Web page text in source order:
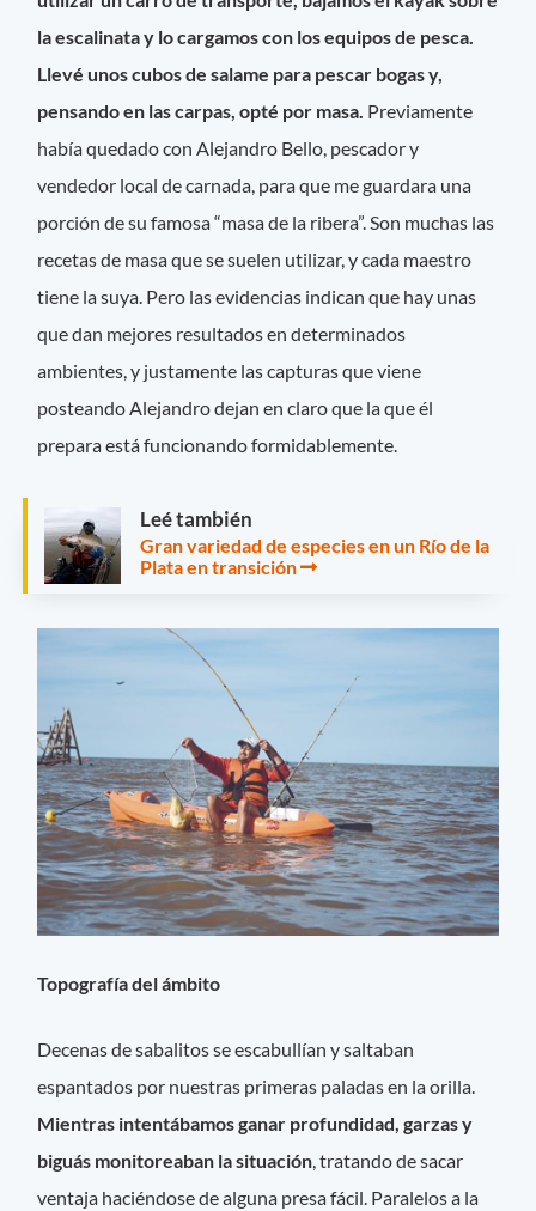
la escalinata y lo cargamos con los equipos de pesca.
Llevé unos cubos de salame para pescar bogas y,
pensando en las carpas, opté por masa. Previamente
había quedado con Alejandro Bello, pescador y
vendedor local de carnada, para que me guardara una
porción de su famosa “masa de la ribera”. Son muchas las
recetas de masa que se suelen utilizar, y cada maestro
tiene la suya. Pero las evidencias indican que hay unas
que dan mejores resultados en determinados
ambientes, y justamente las capturas que viene
posteando Alejandro dejan en claro que la que él
prepara está funcionando formidablemente.
Leé también
Gran variedad de especies en un Río de la
Plata en transición
Topografía del ámbito
Decenas de sabalitos se escabullían y saltaban
espantados por nuestras primeras paladas en la orilla.
Mientras intentábamos ganar profundidad, garzas y
biguás monitoreaban la situación, tratando de sacar
ventaja haciéndose de alguna presa fácil. Paralelos a la